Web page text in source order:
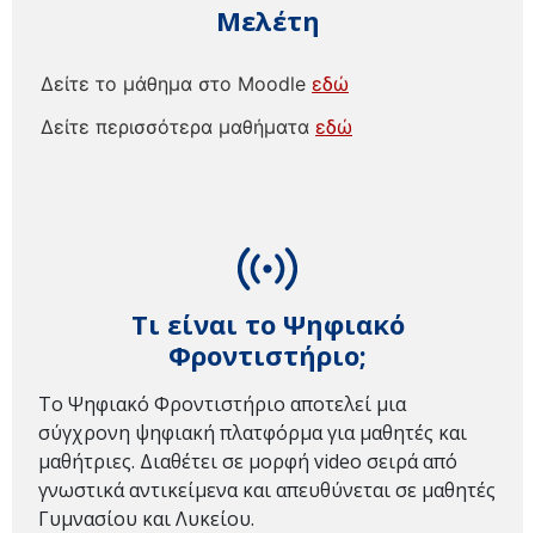
Τι είναι το Ψηφιακό
Φροντιστήριο;
Το Ψηφιακό Φροντιστήριο αποτελεί μια
σύγχρονη ψηφιακή πλατφόρμα για μαθητές και
μαθήτριες. Διαθέτει σε μορφή video σειρά από
γνωστικά αντικείμενα και απευθύνεται σε μαθητές
Γυμνασίου και Λυκείου.
Μελέτη
Δείτε το μάθημα στο Moodle εδώ
Δείτε περισσότερα μαθήματα εδώ